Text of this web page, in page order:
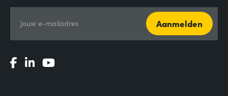
Jouw e-mailadres Aanmelden